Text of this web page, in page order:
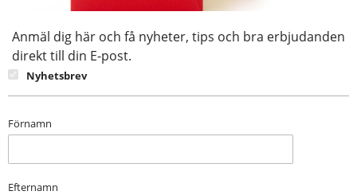
Anmäl dig här och få nyheter, tips och bra erbjudanden
direkt till din E-post.
Nyhetsbrev
Förnamn
Efternamn